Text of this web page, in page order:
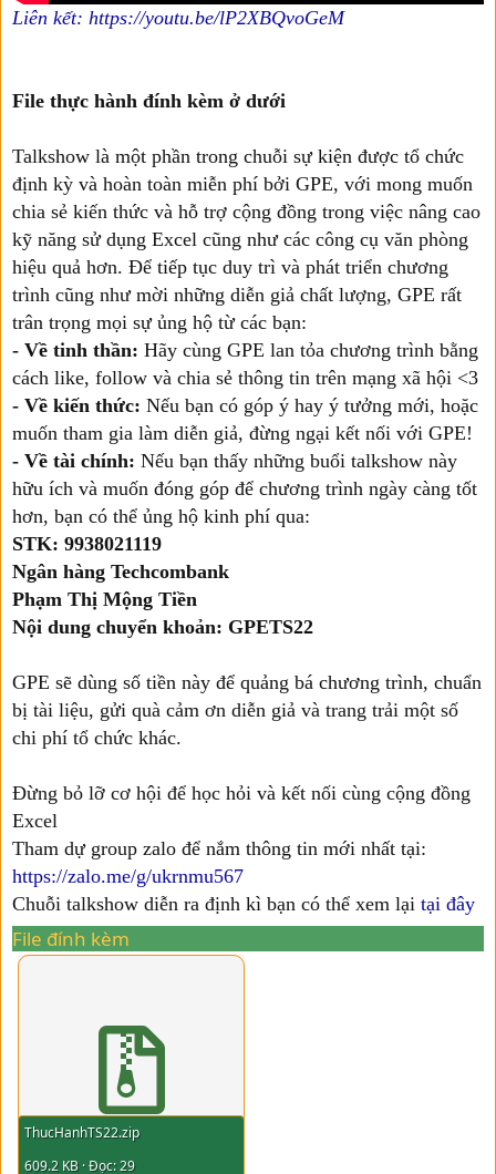
Liên kết: https://youtu.be/lP2XBQvoGeM
File thực hành đính kèm ở dưới
Talkshow là một phần trong chuỗi sự kiện được tổ chức
định kỳ và hoàn toàn miễn phí bởi GPE, với mong muốn
chia sẻ kiến thức và hỗ trợ cộng đồng trong việc nâng cao
kỹ năng sử dụng Excel cũng như các công cụ văn phòng
hiệu quả hơn. Để tiếp tục duy trì và phát triển chương
trình cũng như mời những diễn giả chất lượng, GPE rất
trân trọng mọi sự ủng hộ từ các bạn:
- Về tinh thần: Hãy cùng GPE lan tỏa chương trình bằng
cách like, follow và chia sẻ thông tin trên mạng xã hội <3
- Về kiến thức: Nếu bạn có góp ý hay ý tưởng mới, hoặc
muốn tham gia làm diễn giả, đừng ngại kết nối với GPE!
- Về tài chính: Nếu bạn thấy những buổi talkshow này
hữu ích và muốn đóng góp để chương trình ngày càng tốt
hơn, bạn có thể ủng hộ kinh phí qua:
STK: 9938021119
Ngân hàng Techcombank
Phạm Thị Mộng Tiền
Nội dung chuyển khoản: GPETS22
GPE sẽ dùng số tiền này để quảng bá chương trình, chuẩn
bị tài liệu, gửi quà cảm ơn diễn giả và trang trải một số
chi phí tổ chức khác.
Đừng bỏ lỡ cơ hội để học hỏi và kết nối cùng cộng đồng
Excel
Tham dự group zalo để nắm thông tin mới nhất tại:
https://zalo.me/g/ukrnmu567
Chuỗi talkshow diễn ra định kì bạn có thể xem lại tại đây
File đính kèm
ThucHanhTS22.zip
609.2 KB · Đọc: 29